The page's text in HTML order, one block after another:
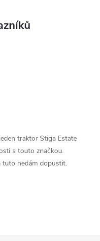
traktor Stiga Estate
s touto značkou.
tuto nedám dopustit.